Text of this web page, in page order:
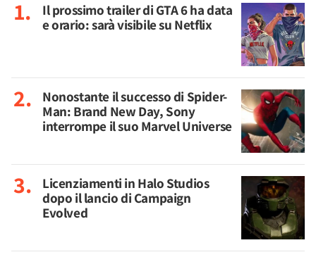
Il prossimo trailer di GTA 6 ha data
e orario: sarà visibile su Netflix
Nonostante il successo di Spider-
Man: Brand New Day, Sony
interrompe il suo Marvel Universe
Licenziamenti in Halo Studios
dopo il lancio di Campaign
Evolved